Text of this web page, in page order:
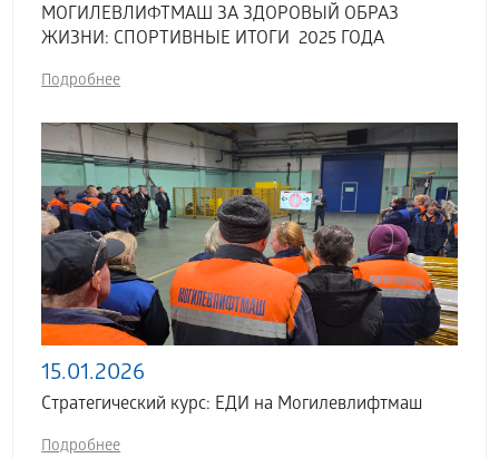
МОГИЛЕВЛИФТМАШ ЗА ЗДОРОВЫЙ ОБРАЗ
ЖИЗНИ: СПОРТИВНЫЕ ИТОГИ 2025 ГОДА
Подробнее
15.01.2026
Стратегический курс: ЕДИ на Могилевлифтмаш
Подробнее